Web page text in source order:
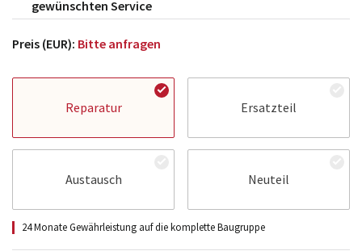
gewünschten Service
Preis (EUR): Bitte anfragen
Reparatur Ersatzteil
Austausch Neuteil
24 Monate Gewährleistung auf die komplette Baugruppe